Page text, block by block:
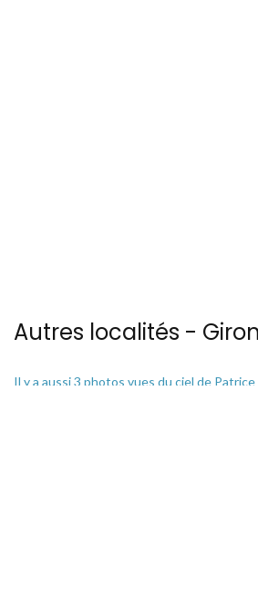
Autres localités -
Il y a aussi 3 photos vues du ciel de Patrice